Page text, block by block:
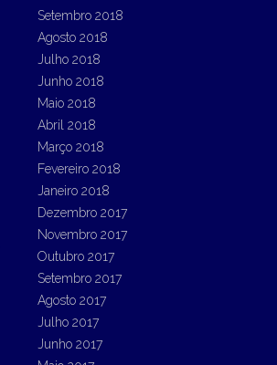
Setembro 2018
Agosto 2018
Julho 2018
Junho 2018
Maio 2018
Abril 2018
Março 2018
Fevereiro 2018
Janeiro 2018
Dezembro 2017
Novembro 2017
Outubro 2017
Setembro 2017
Agosto 2017
Julho 2017
Junho 2017